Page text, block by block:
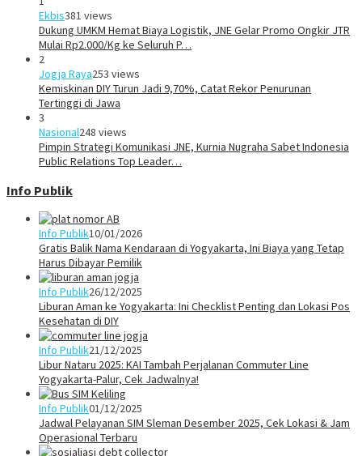
Ekbis381 views
Dukung UMKM Hemat Biaya Logistik, JNE Gelar Promo Ongkir JTR
Mulai Rp2.000/Kg ke Seluruh P…
2
Jogja Raya253 views
Kemiskinan DIY Turun Jadi 9,70%, Catat Rekor Penurunan
Tertinggi di Jawa
3
Nasional248 views
Pimpin Strategi Komunikasi JNE, Kurnia Nugraha Sabet Indonesia
Public Relations Top Leader…
Info Publik
Info Publik10/01/2026
Gratis Balik Nama Kendaraan di Yogyakarta, Ini Biaya yang Tetap
Harus Dibayar Pemilik
Info Publik26/12/2025
Liburan Aman ke Yogyakarta: Ini Checklist Penting dan Lokasi Pos
Kesehatan di DIY
Info Publik21/12/2025
Libur Nataru 2025: KAI Tambah Perjalanan Commuter Line
Yogyakarta-Palur, Cek Jadwalnya!
Info Publik01/12/2025
Jadwal Pelayanan SIM Sleman Desember 2025, Cek Lokasi & Jam
Operasional Terbaru